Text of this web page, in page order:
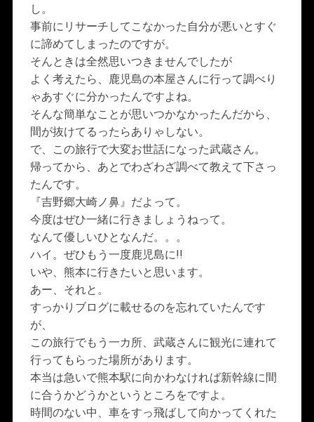
し。
事前にリサーチしてこなかった自分が悪いとすぐ
に諦めてしまったのですが。
そんときは全然思いつきませんでしたが
よく考えたら、鹿児島の本屋さんに行って調べり
ゃあすぐに分かったんですよね。
そんな簡単なことが思いつかなかったんだから、
間が抜けてるったらありゃしない。
で、この旅行で大変お世話になった武蔵さん。
帰ってから、あとでわざわざ調べて教えて下さっ
たんです。
『吉野郷大崎ノ鼻』だよって。
今度はぜひ一緒に行きましょうねって。
なんて優しいひとなんだ。。。
ハイ。ぜひもう一度鹿児島に!!
いや、熊本に行きたいと思います。
あー、それと。
すっかりブログに載せるのを忘れていたんです
が、
この旅行でもう一カ所、武蔵さんに観光に連れて
行ってもらった場所があります。
本当は急いで熊本駅に向かわなければ新幹線に間
に合うかどうかというところをですよ。
時間のない中、車をすっ飛ばして向かってくれた